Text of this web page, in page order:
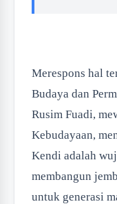
Merespons hal
Budaya dan
Rusim Fuadi,
Kebudayaan,
Kendi adalah
membangun
untuk generasi